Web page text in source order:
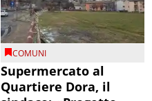
COMUNI
Supermercato al
Quartiere Dora, il